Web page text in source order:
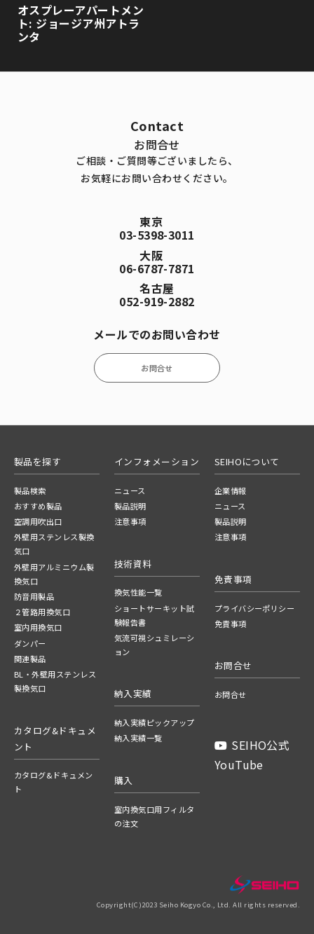
オスプレーアパートメン
ト: ジョージア州アトラ
ンタ
Contact
お問合せ
ご相談・ご質問等ございましたら、
お気軽にお問い合わせください。
東京
03-5398-3011
大阪
06-6787-7871
名古屋
052-919-2882
メールでのお問い合わせ
お問合せ
製品を探す
製品検索
おすすめ製品
空調用吹出口
外壁用ステンレス製換
気口
外壁用アルミニウム製
換気口
防音用製品
２管路用換気口
室内用換気口
ダンパー
関連製品
BL・外壁用ステンレス
製換気口
カタログ&ドキュメ
ント
カタログ&ドキュメン
ト
インフォメーション
ニュース
製品説明
注意事項
技術資料
換気性能一覧
ショートサーキット試
験報告書
気流可視シュミレーシ
ョン
納入実績
納入実績ピックアップ
納入実績一覧
購入
室内換気口用フィルタ
の注文
SEIHOについて
企業情報
ニュース
製品説明
注意事項
免責事項
プライバシーポリシー
免責事項
お問合せ
お問合せ
SEIHO公式
YouTube
Copyright(C)2023 Seiho Kogyo Co., Ltd. All rights reserved.